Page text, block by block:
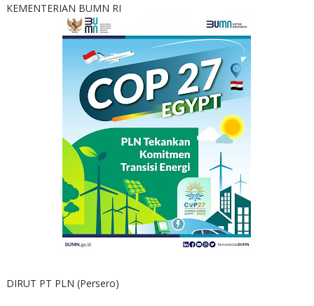
KEMENTERIAN BUMN RI
DIRUT PT PLN (Persero)